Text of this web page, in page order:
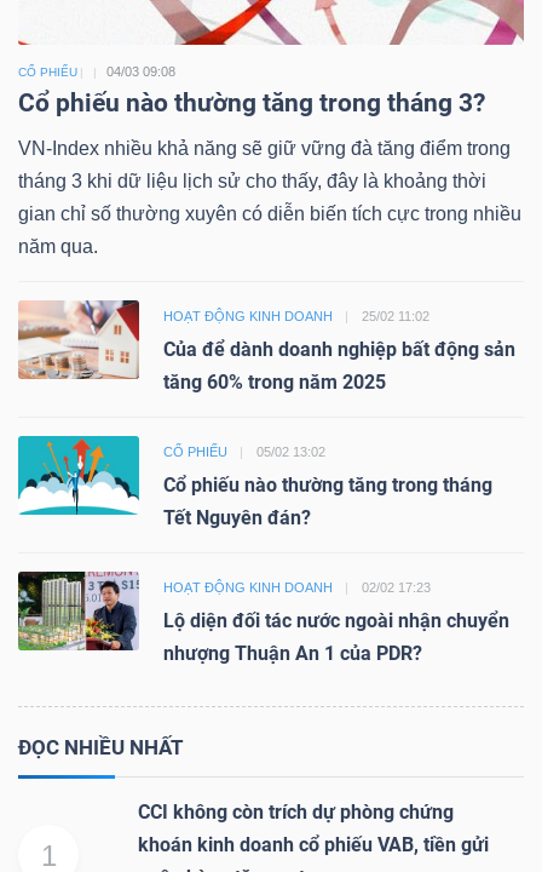
CỔ PHIẾU 04/03 09:08
Cổ phiếu nào thường tăng trong tháng 3?
VN-Index nhiều khả năng sẽ giữ vững đà tăng điểm trong
tháng 3 khi dữ liệu lịch sử cho thấy, đây là khoảng thời
gian chỉ số thường xuyên có diễn biến tích cực trong nhiều
năm qua.
HOẠT ĐỘNG KINH DOANH 25/02 11:02
Của để dành doanh nghiệp bất động sản
tăng 60% trong năm 2025
CỔ PHIẾU 05/02 13:02
Cổ phiếu nào thường tăng trong tháng
Tết Nguyên đán?
HOẠT ĐỘNG KINH DOANH 02/02 17:23
Lộ diện đối tác nước ngoài nhận chuyển
nhượng Thuận An 1 của PDR?
ĐỌC NHIỀU NHẤT
1
CCI không còn trích dự phòng chứng
khoán kinh doanh cổ phiếu VAB, tiền gửi
tích
(-)
Thuật
ngữ
(-)
Dịch
vụ
(-)
Đào
Sách